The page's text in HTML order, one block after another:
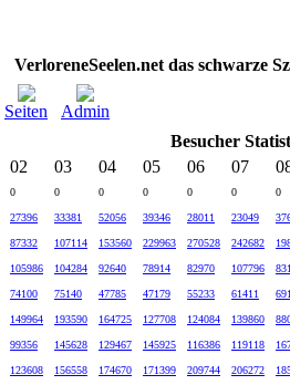
VerloreneSeelen.net das schwarze
Seiten
Admin
Besucher
02 03 04 05 06 07
0 0 0 0 0 0 0
27396 33381 52056 39346 28011 23049
87332 107114 153560 229963 270528 242682
105986 104284 92640 78914 82970 107796
74100 75140 47785 47179 55233 61411
149964 193590 164725 127708 124084 139860
99356 145628 129467 145925 116386 119118
123608 156558 174670 171399 209744 206272